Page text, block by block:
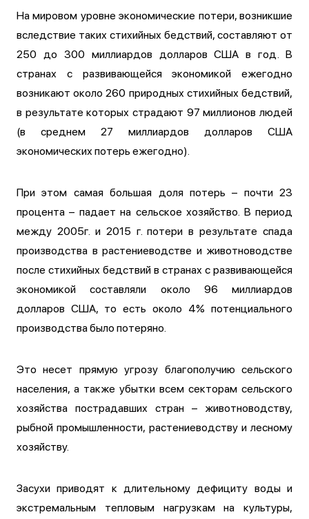
На мировом уровне экономические потери, возникшие
вследствие таких стихийных бедствий, составляют от
250 до 300 миллиардов долларов США в год. В
странах с развивающейся экономикой ежегодно
возникают около 260 природных стихийных бедствий,
в результате которых страдают 97 миллионов людей
(в среднем 27 миллиардов долларов США
экономических потерь ежегодно).
При этом самая большая доля потерь – почти 23
процента – падает на сельское хозяйство. В период
между 2005г. и 2015 г. потери в результате спада
производства в растениеводстве и животноводстве
после стихийных бедствий в странах с развивающейся
экономикой составляли около 96 миллиардов
долларов США, то есть около 4% потенциального
производства было потеряно.
Это несет прямую угрозу благополучию сельского
населения, а также убытки всем секторам сельского
хозяйства пострадавших стран – животноводству,
рыбной промышленности, растениеводству и лесному
хозяйству.
Засухи приводят к длительному дефициту воды и
экстремальным тепловым нагрузкам на культуры,